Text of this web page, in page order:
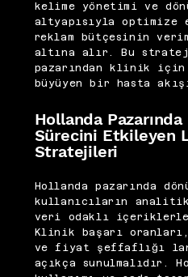
kelime yönetimi ve
altyapısıyla optimize
reklam bütçesinin
altına alır. Bu
pazarından klinik
büyüyen bir hasta
Hollanda
Sürecini Etkileyen
Stratejileri
Hollanda pazarında
kullanıcıların analitik
veri odaklı içeriklerle
Klinik başarı
ve fiyat şeffaflığı
açıkça sunulmalıdır.